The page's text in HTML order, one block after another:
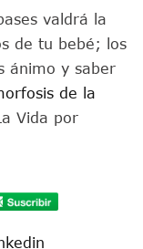
valdrá la
de tu bebé; los
ánimo y saber
de la
Vida por